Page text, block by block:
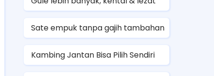
Sate empuk tanpa gajih tambahan
Kambing Jantan Bisa Pilih Sendiri